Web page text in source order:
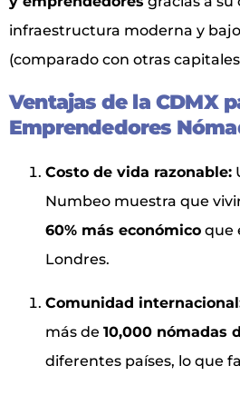
infraestructura moderna y
(comparado con otras
Ventajas de la CDMX
Emprendedores
Costo de vida razonable:
Numbeo muestra que
60% más económico que
Londres.
Comunidad
más de 10,000 nómadas
diferentes países, lo que